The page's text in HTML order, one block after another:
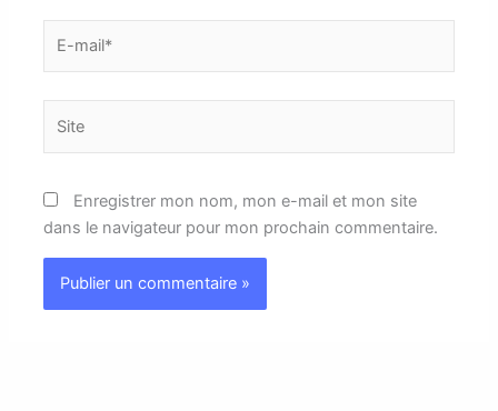
Enregistrer mon nom, mon e-mail et mon site
dans le navigateur pour mon prochain commentaire.